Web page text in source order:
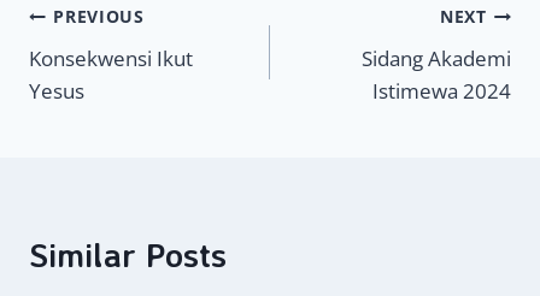
Navigasi
pos
PREVIOUS
Konsekwensi Ikut
Yesus
NEXT
Sidang Akademi
Istimewa 2024
Similar Posts